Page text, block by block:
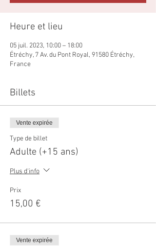
Heure et lieu
05 juil. 2023, 10:00 – 18:00
Étréchy, 7 Av. du Pont Royal, 91580 Étréchy,
France
Billets
Vente expirée
Type de billet
Adulte (+15 ans)
Plus d'info
Prix
15,00 €
Vente expirée